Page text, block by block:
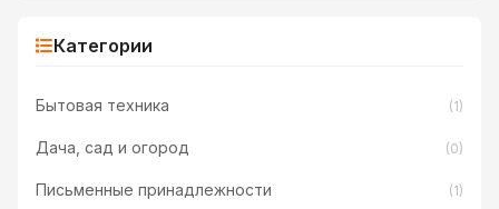
Категории
Бытовая техника (1)
Дача, сад и огород (0)
Письменные принадлежности (1)